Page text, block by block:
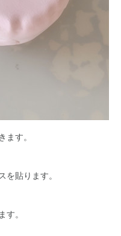
す。
貼ります。
。